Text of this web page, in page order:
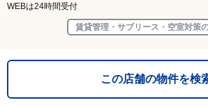
WEBは24時間受付
賃貸管理・サブリース・空室対策
この店舗の物件を検